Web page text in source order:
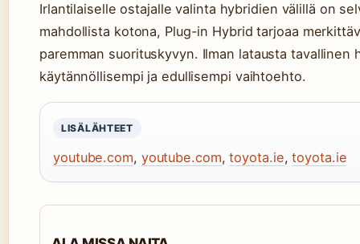
Irlantilaiselle ostajalle valinta hybridien välillä on
mahdollista kotona, Plug-in Hybrid tarjoaa
paremman suorituskyvyn. Ilman latausta tavallinen
käytännöllisempi ja edullisempi vaihtoehto.
LISÄLÄHTEET
youtube.com, youtube.com,toyota.ie,toyota.ie